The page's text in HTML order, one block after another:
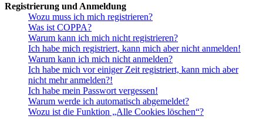
Registrierung und Anmeldung
Wozu muss ich mich registrieren?
Was ist COPPA?
Warum kann ich mich nicht registrieren?
Ich habe mich registriert, kann mich aber nicht anmelden!
Warum kann ich mich nicht anmelden?
Ich habe mich vor einiger Zeit registriert, kann mich aber
nicht mehr anmelden?!
Ich habe mein Passwort vergessen!
Warum werde ich automatisch abgemeldet?
Wozu ist die Funktion „Alle Cookies löschen“?